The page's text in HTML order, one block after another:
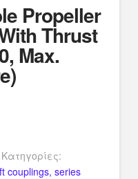
Propeller
Thrust
Max.
Κατηγορίες:
couplings, series